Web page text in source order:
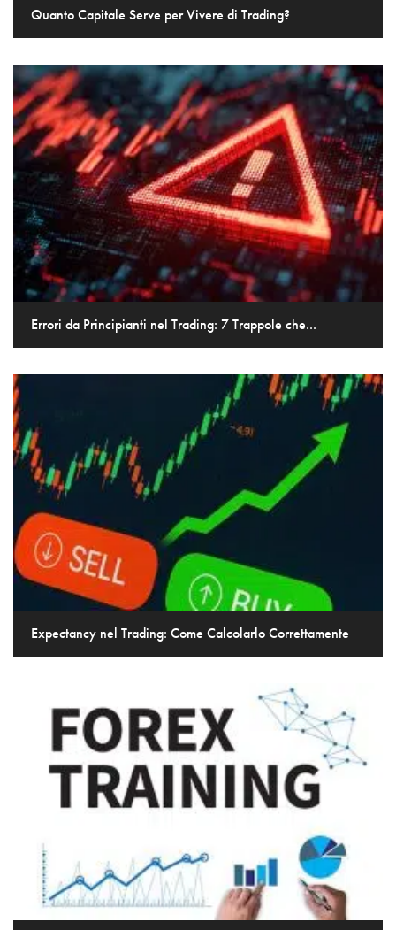
Quanto Capitale Serve per Vivere di Trading?
Errori da Principianti nel Trading: 7 Trappole che...
Expectancy nel Trading: Come Calcolarlo Correttamente